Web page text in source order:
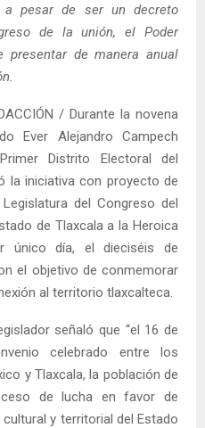
a pesar de ser un decreto
de la unión, el Poder
presentar de manera anual
/ Durante la novena
Ever Alejandro Campech
Distrito Electoral del
la iniciativa con proyecto de
del Congreso del
de Tlaxcala a la Heroica
único día, el dieciséis de
el objetivo de conmemorar
al territorio tlaxcalteca.
señaló que “el 16 de
celebrado entre los
y Tlaxcala, la población de
de lucha en favor de
y territorial del Estado